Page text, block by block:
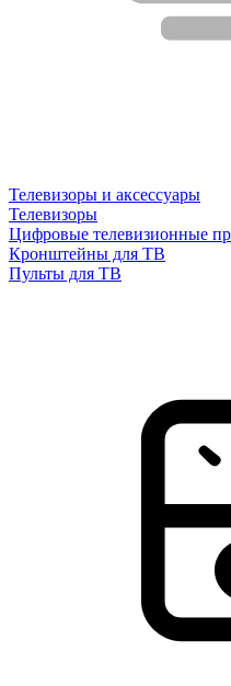
Телевизоры и аксессуары
Телевизоры
Цифровые телевизионные
Кронштейны для ТВ
Пульты для ТВ